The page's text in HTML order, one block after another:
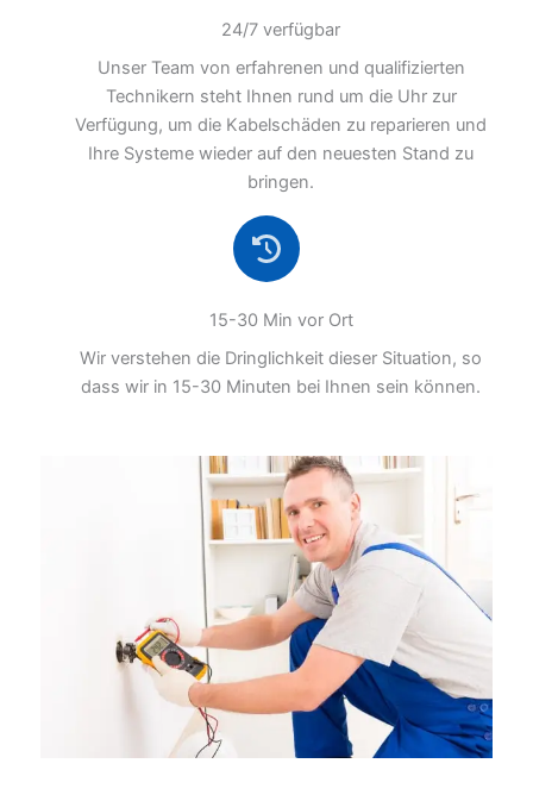
24/7 verfügbar
Unser Team von erfahrenen und qualifizierten
Technikern steht Ihnen rund um die Uhr zur
Verfügung, um die Kabelschäden zu reparieren und
Ihre Systeme wieder auf den neuesten Stand zu
bringen.
15-30 Min vor Ort
Wir verstehen die Dringlichkeit dieser Situation, so
dass wir in 15-30 Minuten bei Ihnen sein können.